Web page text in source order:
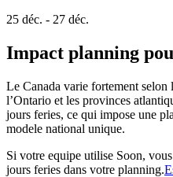
25 déc. - 27 déc.
Impact planning
Le Canada varie fortement selon
l’Ontario et les provinces
jours feries, ce qui impose une
modele national unique.
Si votre equipe utilise Soon,
jours feries dans votre planning.